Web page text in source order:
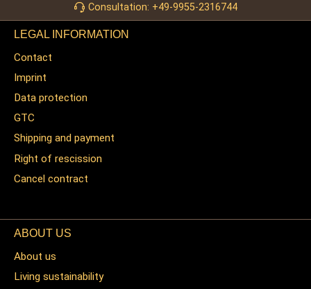
Consultation: +49-9955-2316744
LEGAL INFORMATION
Contact
Imprint
Data protection
GTC
Shipping and payment
Right of rescission
Cancel contract
ABOUT US
About us
Living sustainability